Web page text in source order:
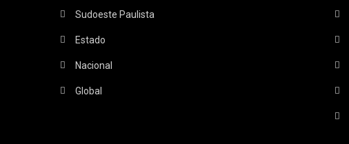
Sudoeste Paulista
Estado
Nacional
Global